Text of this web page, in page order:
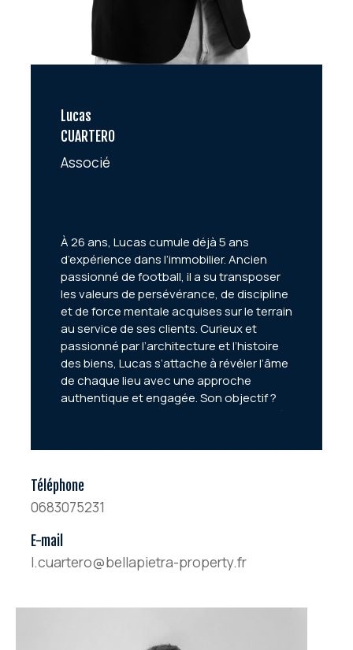
Lucas
CUARTERO
Associé
À 26 ans, Lucas cumule déjà 5 ans
d’expérience dans l’immobilier. Ancien
passionné de football, il a su transposer
les valeurs de persévérance, de discipline
et de force mentale acquises sur le terrain
au service de ses clients. Curieux et
passionné par l’architecture et l’histoire
des biens, Lucas s’attache à révéler l’âme
de chaque lieu avec une approche
authentique et engagée. Son objectif ?
Offrir un accompagnement personnalisé
expérience unique. Pour lui, un bien n’est
histoire à écrire et à partager.
Téléphone
0683075231
E-mail
l.cuartero@bellapietra-property.fr